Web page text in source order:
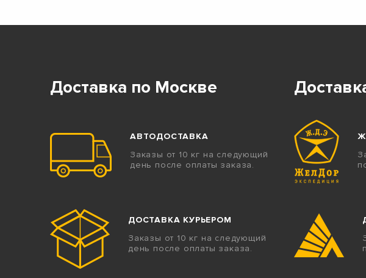
Доставка по Москве
АВТОДОСТАВКА
Заказы от 10 кг на следующий
день после оплаты заказа.
ДОСТАВКА КУРЬЕРОМ
Заказы от 10 кг на следующий
день после оплаты заказа.